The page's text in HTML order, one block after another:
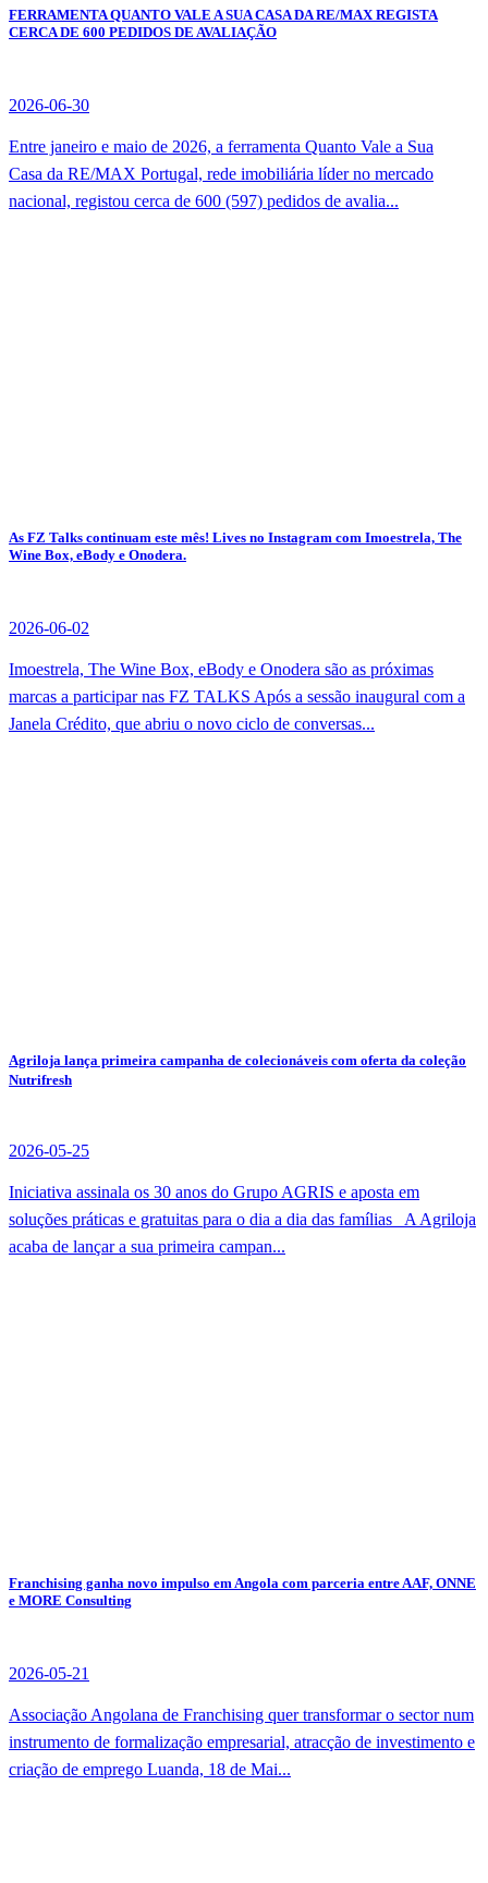
FERRAMENTA QUANTO VALE A SUA CASA DA RE/MAX REGISTA
CERCA DE 600 PEDIDOS DE AVALIAÇÃO
2026-06-30
Entre janeiro e maio de 2026, a ferramenta Quanto Vale a Sua
Casa da RE/MAX Portugal, rede imobiliária líder no mercado
nacional, registou cerca de 600 (597) pedidos de avalia...
As FZ Talks continuam este mês! Lives no Instagram com Imoestrela, The
Wine Box, eBody e Onodera.
2026-06-02
Imoestrela, The Wine Box, eBody e Onodera são as próximas
marcas a participar nas FZ TALKS Após a sessão inaugural com a
Janela Crédito, que abriu o novo ciclo de conversas...
Agriloja lança primeira campanha de colecionáveis com oferta da coleção
Nutrifresh
2026-05-25
Iniciativa assinala os 30 anos do Grupo AGRIS e aposta em
soluções práticas e gratuitas para o dia a dia das famílias A Agriloja
acaba de lançar a sua primeira campan...
Franchising ganha novo impulso em Angola com parceria entre AAF, ONNE
e MORE Consulting
2026-05-21
Associação Angolana de Franchising quer transformar o sector num
instrumento de formalização empresarial, atracção de investimento e
criação de emprego Luanda, 18 de Mai...